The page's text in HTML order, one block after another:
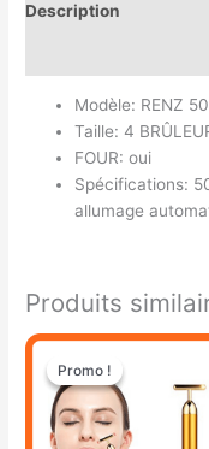
Description
Modèle: RENZ
Taille: 4
FOUR: oui
Spécifications:
allumage
Produits
Promo !
Promo !
Le
prix
initial
était :
11.900 CFA.
Le
est :